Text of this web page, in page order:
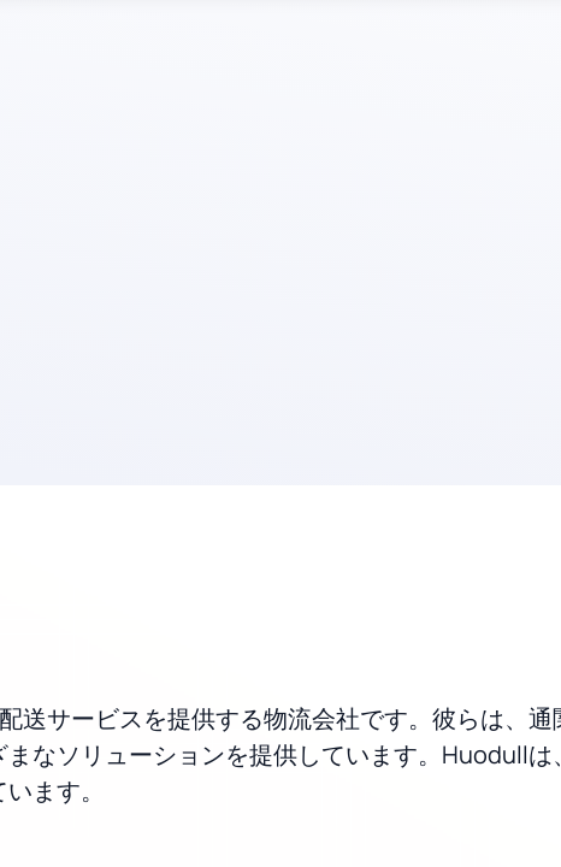
送サービスを提供する物流会社です。彼らは、
なソリューションを提供しています。Huodull
ます。